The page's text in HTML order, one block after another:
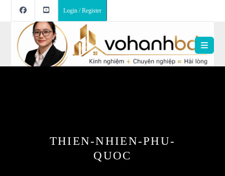
Login / Register
THIEN-NHIEN-PHU-
QUOC